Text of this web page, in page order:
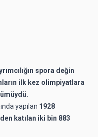
spora değin
ilk kez olimpiyatlara
yapılan 1928
katılan iki bin 883